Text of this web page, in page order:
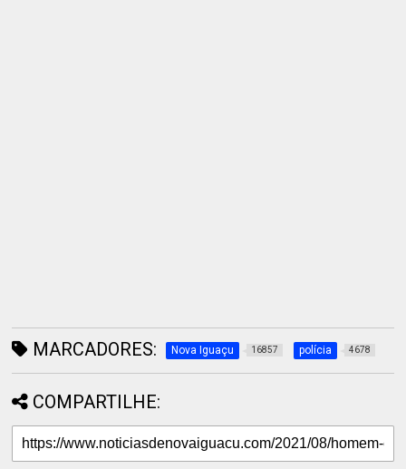
MARCADORES: Nova Iguaçu 16857 polícia 4678
COMPARTILHE: